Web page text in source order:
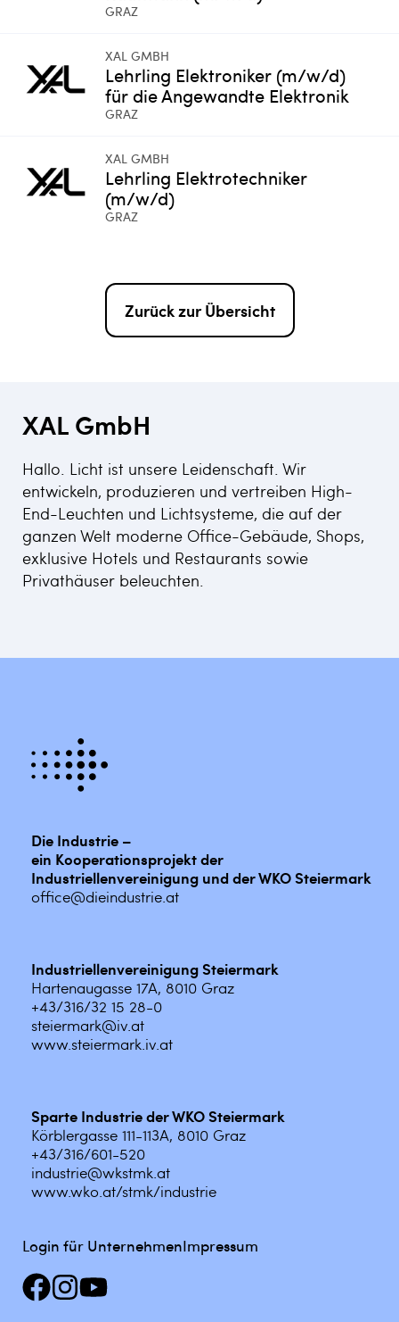
GRAZ
XAL GMBH
Lehrling Elektroniker (m/w/d)
für die Angewandte Elektronik
GRAZ
XAL GMBH
Lehrling Elektrotechniker
(m/w/d)
GRAZ
Zurück zur Übersicht
XAL GmbH
Hallo. Licht ist unsere Leidenschaft. Wir
entwickeln, produzieren und vertreiben High-
End-Leuchten und Lichtsysteme, die auf der
ganzen Welt moderne Office-Gebäude, Shops,
exklusive Hotels und Restaurants sowie
Privathäuser beleuchten.
Die Industrie –
ein Kooperationsprojekt der
Industriellenvereinigung und der WKO Steiermark
office@dieindustrie.at
Industriellenvereinigung Steiermark
Hartenaugasse 17A, 8010 Graz
+43/316/32 15 28-0
steiermark@iv.at
www.steiermark.iv.at
Sparte Industrie der WKO Steiermark
Körblergasse 111-113A, 8010 Graz
+43/316/601-520
industrie@wkstmk.at
www.wko.at/stmk/industrie
Login für UnternehmenImpressum